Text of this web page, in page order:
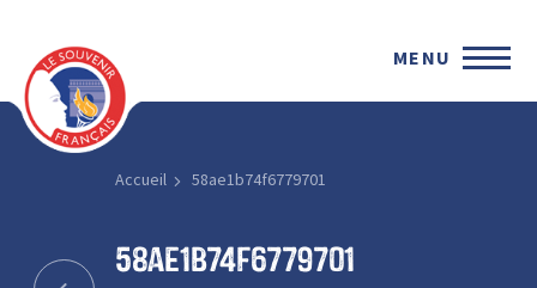
MENU
Accueil 58ae1b74f6779701
58ae1b74f6779701